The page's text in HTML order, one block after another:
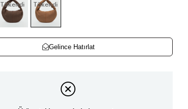
Tükendi Tükendi
Gelince Hatırlat